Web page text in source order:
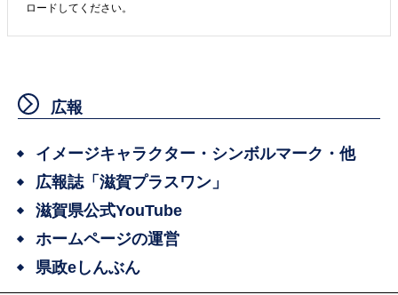
ロードしてください。
広報
イメージキャラクター・シンボルマーク・他
広報誌「滋賀プラスワン」
滋賀県公式YouTube
ホームページの運営
県政eしんぶん